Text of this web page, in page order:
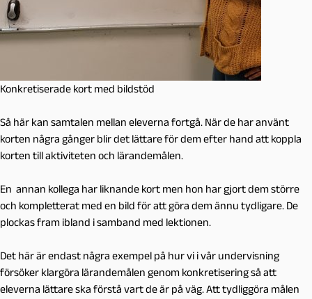
Konkretiserade kort med bildstöd
Så här kan samtalen mellan eleverna fortgå. När de har använt
korten några gånger blir det lättare för dem efter hand att koppla
korten till aktiviteten och lärandemålen.
En annan kollega har liknande kort men hon har gjort dem större
och kompletterat med en bild för att göra dem ännu tydligare. De
plockas fram ibland i samband med lektionen.
Det här är endast några exempel på hur vi i vår undervisning
försöker klargöra lärandemålen genom konkretisering så att
eleverna lättare ska förstå vart de är på väg. Att tydliggöra målen